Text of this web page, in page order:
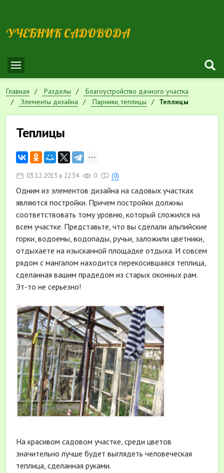
УЧЕБНИК САДОВОДА
Главная Разделы
Благоустройство дачного участка
Элементы дизайна
Парники, теплицы Теплицы
Теплицы
03.12.2013 в 22:34 0 (0)
Одним из элементов дизайна на садовых участках
являются постройки. Причем постройки должны
соответствовать тому уровню, который сложился на
всем участке. Представьте, что вы сделали альпийские
горки, водоемы, водопады, ручьи, заложили цветники,
отдыхаете на изысканной площадке отдыха. И совсем
рядом с мангалом находится перекосившаяся теплица,
сделанная вашим прадедом из старых оконных рам.
Эт-то не серьезно!
На красивом садовом участке, среди цветов
значительно лучше будет выглядеть человеческая
теплица, сделанная руками.